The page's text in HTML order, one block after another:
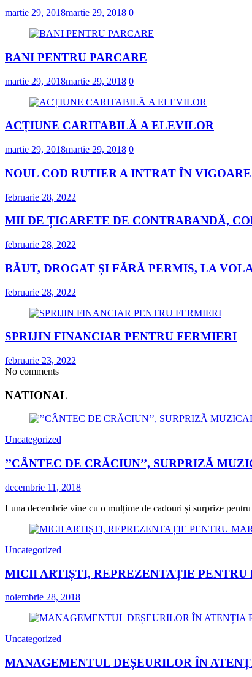
martie 29, 2018martie 29, 2018 0
BANI PENTRU PARCARE
martie 29, 2018martie 29, 2018 0
ACȚIUNE CARITABILĂ A ELEVILOR
martie 29, 2018martie 29, 2018 0
NOUL COD RUTIER A INTRAT ÎN
februarie 28, 2022
MII DE ȚIGARETE DE CONTRABANDĂ,
februarie 28, 2022
BĂUT, DROGAT ȘI FĂRĂ PERMIS, LA
februarie 28, 2022
SPRIJIN FINANCIAR PENTRU FERMIERI
februarie 23, 2022
No comments
NATIONAL
Uncategorized
’’CÂNTEC DE CRĂCIUN’’, SURPRIZĂ
decembrie 11, 2018
Luna decembrie vine cu o mulțime de cadouri și surprize
Uncategorized
MICII ARTIȘTI, REPREZENTAȚIE PENTRU
noiembrie 28, 2018
Uncategorized
MANAGEMENTUL DEȘEURILOR ÎN